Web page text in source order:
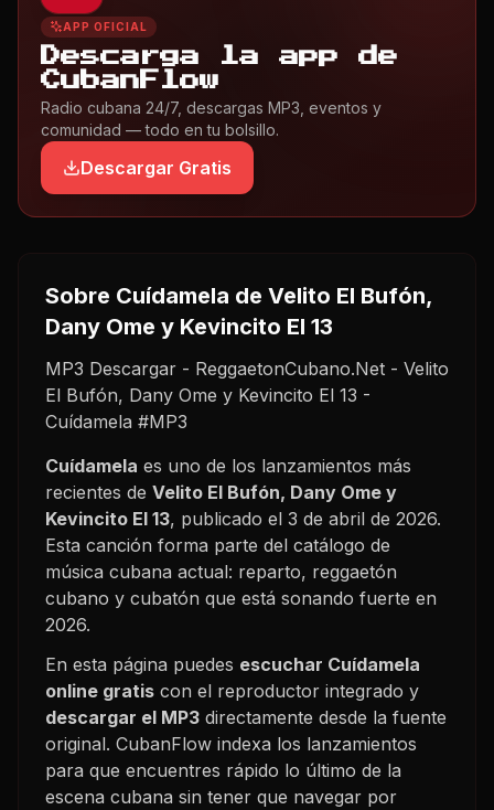
APP OFICIAL
Descarga la app de
CubanFlow
Radio cubana 24/7, descargas MP3, eventos y
comunidad — todo en tu bolsillo.
Descargar Gratis
Sobre Cuídamela de Velito El Bufón,
Dany Ome y Kevincito El 13
MP3 Descargar - ReggaetonCubano.Net - Velito
El Bufón, Dany Ome y Kevincito El 13 -
Cuídamela #MP3
Cuídamela es uno de los lanzamientos más
recientes de Velito El Bufón, Dany Ome y
Kevincito El 13, publicado el 3 de abril de 2026.
Esta canción forma parte del catálogo de
música cubana actual: reparto, reggaetón
cubano y cubatón que está sonando fuerte en
2026.
En esta página puedes escuchar Cuídamela
online gratis con el reproductor integrado y
descargar el MP3 directamente desde la fuente
original. CubanFlow indexa los lanzamientos
para que encuentres rápido lo último de la
escena cubana sin tener que navegar por